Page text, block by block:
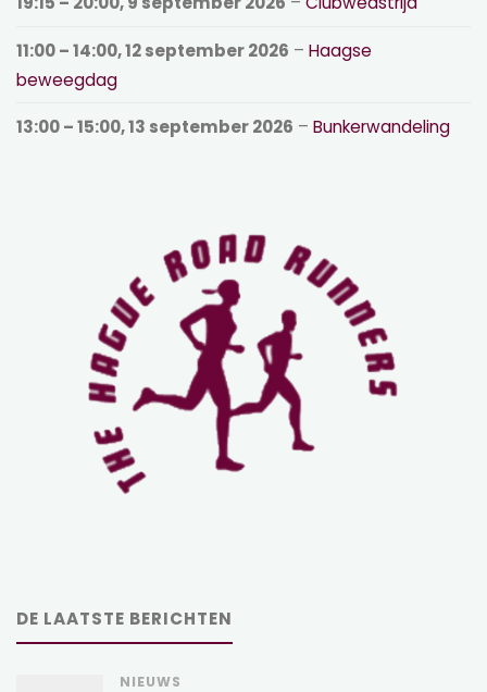
11:00– 14:00,12 september 2026 –Haagse
beweegdag
13:00– 15:00,13 september 2026 –Bunkerwandeling
DE LAATSTE BERICHTEN
NIEUWS